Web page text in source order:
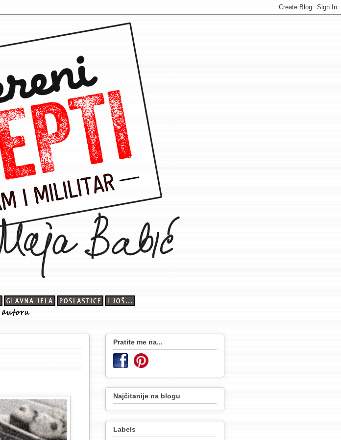
Pratite me na...
Najčitanije na blogu
Labels